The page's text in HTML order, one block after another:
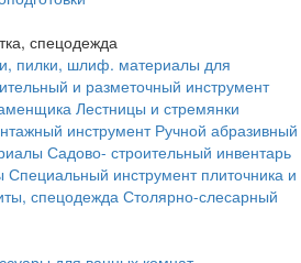
спецодежда
пилки, шлиф. материалы для
и разметочный инструмент
Лестницы и стремянки
инструмент Ручной абразивный
Садово- строительный инвентарь
Специальный инструмент плиточника и
спецодежда Столярно-слесарный